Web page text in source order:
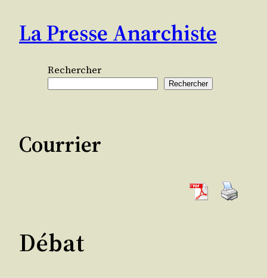
contenu
La Presse Anarchiste
Rechercher
Rechercher
Courrier
Débat